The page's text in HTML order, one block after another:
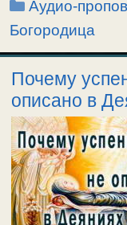
Рубрики
Аудио-
Богородица
Почему
описано в